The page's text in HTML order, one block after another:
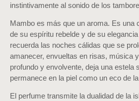
instintivamente al sonido de los
Mambo es más que un aroma. Es una
de su espíritu rebelde y de su
recuerda las noches cálidas que se
amanecer, envueltas en risas, música
profundo y envolvente, deja una estela
permanece en la piel como un eco de
El perfume transmite la dualidad de la